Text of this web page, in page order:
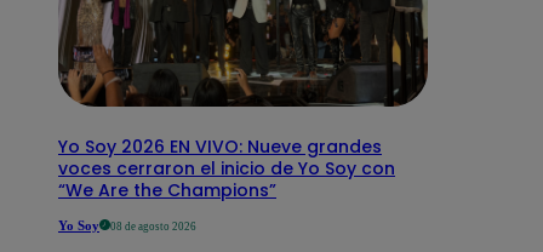
Yo Soy 2026 EN VIVO: Nueve grandes
voces cerraron el inicio de Yo Soy con
“We Are the Champions”
Yo Soy 08 de agosto 2026